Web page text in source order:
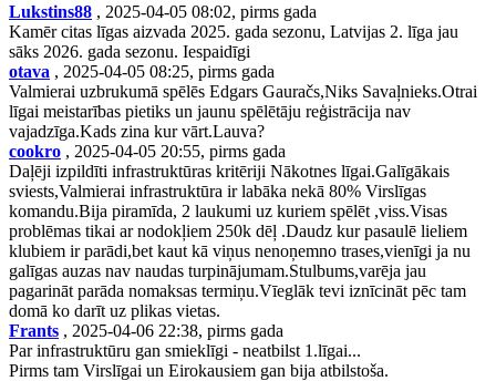
Lukstins88 , 2025-04-05 08:02, pirms gada
Kamēr citas līgas aizvada 2025. gada sezonu, Latvijas 2. līga jau
sāks 2026. gada sezonu. Iespaidīgi
otava , 2025-04-05 08:25, pirms gada
Valmierai uzbrukumā spēlēs Edgars Gauračs,Niks Savaļnieks.Otrai
līgai meistarības pietiks un jaunu spēlētāju reģistrācija nav
vajadzīga.Kads zina kur vārt.Lauva?
cookro , 2025-04-05 20:55, pirms gada
Daļēji izpildīti infrastruktūras kritēriji Nākotnes līgai.Galīgākais
sviests,Valmierai infrastruktūra ir labāka nekā 80% Virslīgas
komandu.Bija piramīda, 2 laukumi uz kuriem spēlēt ,viss.Visas
problēmas tikai ar nodokļiem 250k dēļ .Daudz kur pasaulē lieliem
klubiem ir parādi,bet kaut kā viņus nenoņemno trases,vienīgi ja nu
galīgas auzas nav naudas turpinājumam.Stulbums,varēja jau
pagarināt parāda nomaksas termiņu.Vīeglāk tevi iznīcināt pēc tam
domā ko darīt uz plikas vietas.
Frants , 2025-04-06 22:38, pirms gada
Par infrastruktūru gan smieklīgi - neatbilst 1.līgai...
Pirms tam Virslīgai un Eirokausiem gan bija atbilstoša.